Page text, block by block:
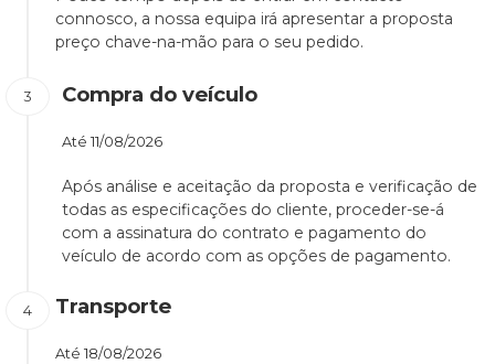
connosco, a nossa equipa irá apresentar a proposta
preço chave-na-mão para o seu pedido.
Compra do veículo
Até 11/08/2026
Após análise e aceitação da proposta e verificação de
todas as especificações do cliente, proceder-se-á
com a assinatura do contrato e pagamento do
veículo de acordo com as opções de pagamento.
Transporte
Até 18/08/2026